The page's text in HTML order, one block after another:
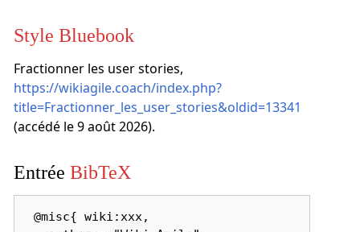
Style Bluebook
Fractionner les user stories,
https://wikiagile.coach/index.php?
title=Fractionner_les_user_stories&oldid=13341
(accédé le 9 août 2026).
Entrée BibTeX
@misc{ wiki:xxx,